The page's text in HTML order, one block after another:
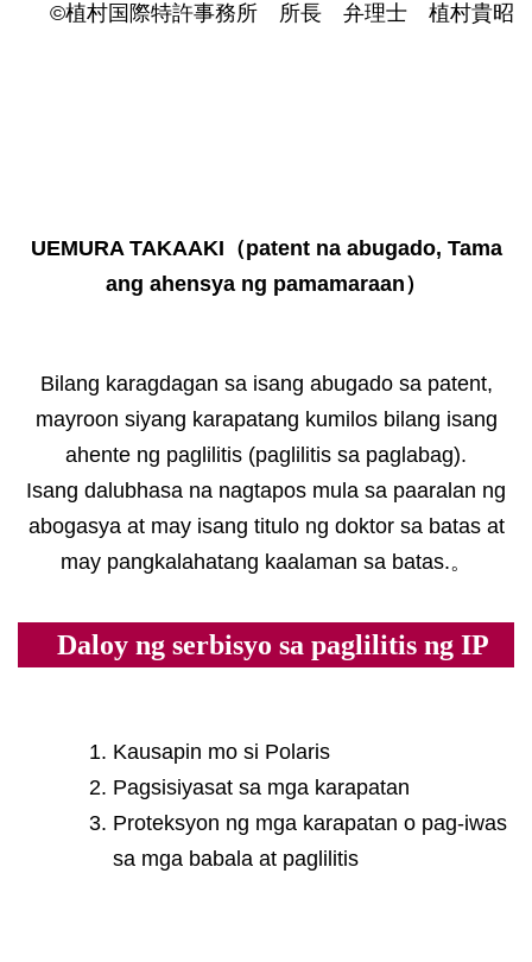
©植村国際特許事務所 所長 弁理士 植村貴昭
UEMURA TAKAAKI（patent na abugado, Tama
ang ahensya ng pamamaraan）
Bilang karagdagan sa isang abugado sa patent,
mayroon siyang karapatang kumilos bilang isang
ahente ng paglilitis (paglilitis sa paglabag).
Isang dalubhasa na nagtapos mula sa paaralan ng
abogasya at may isang titulo ng doktor sa batas at
may pangkalahatang kaalaman sa batas.。
Daloy ng serbisyo sa paglilitis ng IP
Kausapin mo si Polaris
Pagsisiyasat sa mga karapatan
Proteksyon ng mga karapatan o pag-iwas
sa mga babala at paglilitis